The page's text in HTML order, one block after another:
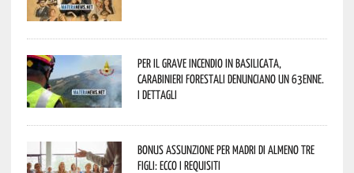
Per il grave incendio in Basilicata,
Carabinieri forestali denunciano un 63enne.
I dettagli
Bonus assunzione per madri di almeno tre
figli: ecco i requisiti